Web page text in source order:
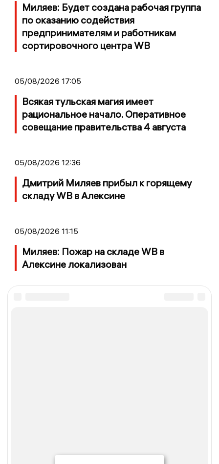
Миляев: Будет создана рабочая группа
по оказанию содействия
предпринимателям и работникам
сортировочного центра WB
05/08/2026 17:05
Всякая тульская магия имеет
рациональное начало. Оперативное
совещание правительства 4 августа
05/08/2026 12:36
Дмитрий Миляев прибыл к горящему
складу WB в Алексине
05/08/2026 11:15
Миляев: Пожар на складе WB в
Алексине локализован